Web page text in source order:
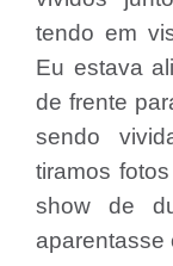
tendo em
Eu estava
de frente
sendo
tiramos
show de
aparentasse